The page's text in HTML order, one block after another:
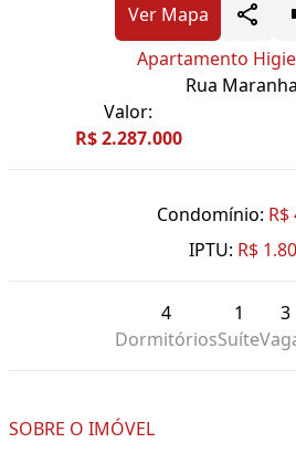
Ver Mapa
Apartamento
Rua
Valor:
R$ 2.287.000
Condomínio: R$
IPTU: R$
4
Dormitórios
1
Suíte
3
SOBRE O IMÓVEL